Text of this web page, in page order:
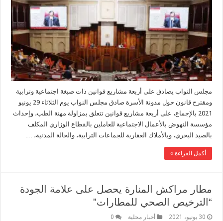
مجلس النواب يصادق على أربعة مشاريع قوانين ذات صبغة اجتماعية وترابية
ومقترح قانون حول مدونة الأسرة صادق مجلس النواب يوم الثلاثاء 29 يونيو
2021 بالإجماع، على أربعة مشاريع قوانين تتعلق بمزاولة مهنة الطب، وإحداث
مؤسسة النهوض بالأعمال الاجتماعية للعاملين بالقطاع الوزاري المكلف
بالصيد البحري، وبالأملاك العقارية للجماعات الترابية، والحالة المدنية، …
أكمل القراءة »
مطار مراكش المنارة يحصل على علامة الجودة
“الترخيص الصحي للمطارات”
30 يونيو، 2021 أخبار محلية 0